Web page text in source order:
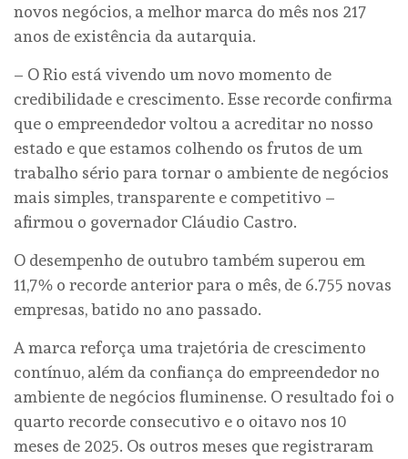
novos negócios, a melhor marca do mês nos 217
anos de existência da autarquia.
– O Rio está vivendo um novo momento de
credibilidade e crescimento. Esse recorde confirma
que o empreendedor voltou a acreditar no nosso
estado e que estamos colhendo os frutos de um
trabalho sério para tornar o ambiente de negócios
mais simples, transparente e competitivo –
afirmou o governador Cláudio Castro.
O desempenho de outubro também superou em
11,7% o recorde anterior para o mês, de 6.755 novas
empresas, batido no ano passado.
A marca reforça uma trajetória de crescimento
contínuo, além da confiança do empreendedor no
ambiente de negócios fluminense. O resultado foi o
quarto recorde consecutivo e o oitavo nos 10
meses de 2025. Os outros meses que registraram